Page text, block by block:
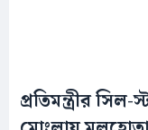
প্রতিমন্ত্রীর